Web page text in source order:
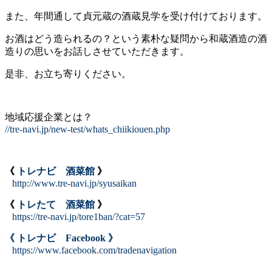
また、年間通して貞元蔵の酒蔵見学を受け付けております。
お酒はどう造られるの？という素朴な疑問から和蔵酒造の酒
造りの思いをお話しさせていただきます。
是非、お立ち寄りください。
地域応援企業とは？
//tre-navi.jp/new-test/whats_chiikiouen.php
《 トレナビ 酒菜館 》
http://www.tre-navi.jp/syusaikan
《 トレたて 酒菜館 》
https://tre-navi.jp/tore1ban/?cat=57
《 トレナビ Facebook 》
https://www.facebook.com/tradenavigation